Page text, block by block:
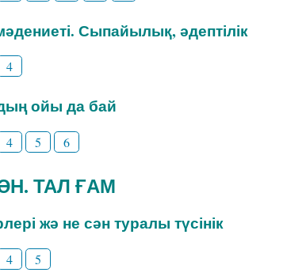
Сыпайылық, әдептілік
4
дың ойы да бай
4 5 6
ТАЛ ҒАМ
жә не сән туралы түсінік
4 5